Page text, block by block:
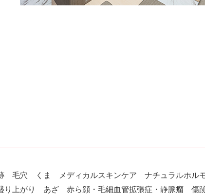
穴 くま メディカルスキンケア ナチュラルホル
り上がり あざ 赤ら顔・毛細血管拡張症・静脈瘤 傷